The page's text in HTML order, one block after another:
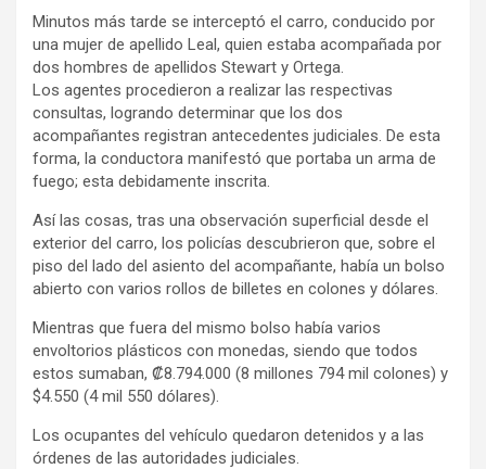
Minutos más tarde se interceptó el carro, conducido por
una mujer de apellido Leal, quien estaba acompañada por
dos hombres de apellidos Stewart y Ortega.
Los agentes procedieron a realizar las respectivas
consultas, logrando determinar que los dos
acompañantes registran antecedentes judiciales. De esta
forma, la conductora manifestó que portaba un arma de
fuego; esta debidamente inscrita.
Así las cosas, tras una observación superficial desde el
exterior del carro, los policías descubrieron que, sobre el
piso del lado del asiento del acompañante, había un bolso
abierto con varios rollos de billetes en colones y dólares.
Mientras que fuera del mismo bolso había varios
envoltorios plásticos con monedas, siendo que todos
estos sumaban, ₡8.794.000 (8 millones 794 mil colones) y
$4.550 (4 mil 550 dólares).
Los ocupantes del vehículo quedaron detenidos y a las
órdenes de las autoridades judiciales.